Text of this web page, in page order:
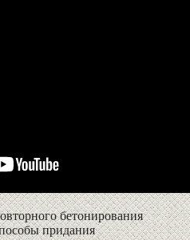
бетонирования
придания